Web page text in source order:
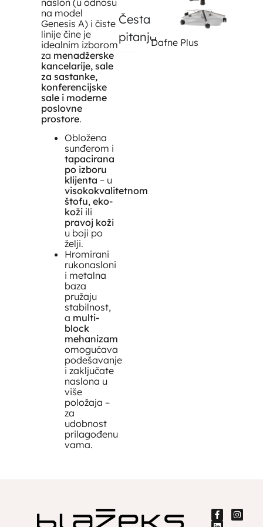
naslon (u odnosu
na model
Genesis A) i čiste
linije čine je
idealnim izborom
za menadžerske
kancelarije, sale
za sastanke,
konferencijske
sale i moderne
poslovne
prostore.
Obložena
sunđerom i
tapacirana
po izboru
klijenta – u
visokokvalitetnom
štofu, eko-
kožiili
pravoj koži
u boji po
želji.
Hromirani
rukonasloni
i metalna
baza
pružaju
stabilnost,
a multi-
block
mehanizam
omogućava
podešavanje
i zaključate
naslona u
više
položaja –
za
udobnost
prilagođenu
vama.
Česta
pitanjaDafne Plus